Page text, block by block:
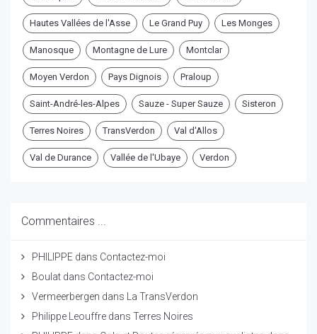
Hautes Vallées de l'Asse Le Grand Puy Les Monges
Manosque Montagne de Lure Montclar
Moyen Verdon Pays Dignois Praloup
Saint-André-les-Alpes Sauze - Super Sauze Sisteron
Terres Noires TransVerdon Val d'Allos
Val de Durance Vallée de l'Ubaye Verdon
Commentaires ...
PHILIPPE dans Contactez-moi
Boulat dans Contactez-moi
Vermeerbergen dans
La TransVerdon
Philippe Leouffre dans Terres Noires